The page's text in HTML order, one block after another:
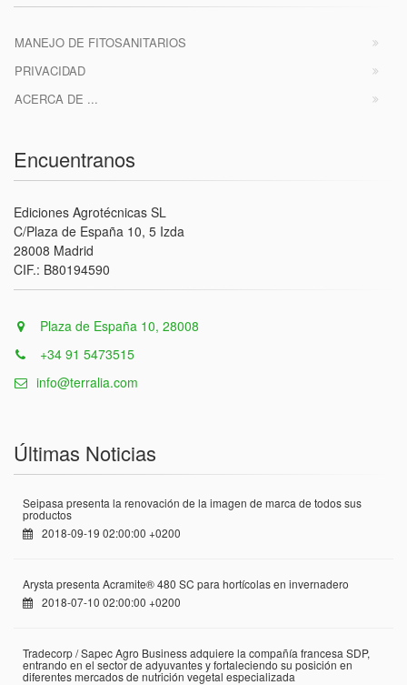
MANEJO DE FITOSANITARIOS
PRIVACIDAD
ACERCA DE ...
Encuentranos
Ediciones Agrotécnicas SL
C/Plaza de España 10, 5 Izda
28008 Madrid
CIF.: B80194590
Plaza de España 10, 28008
+34 91 5473515
info@terralia.com
Últimas Noticias
Seipasa presenta la renovación de la imagen de marca de todos sus
productos
2018-09-19 02:00:00 +0200
Arysta presenta Acramite® 480 SC para hortícolas en invernadero
2018-07-10 02:00:00 +0200
Tradecorp / Sapec Agro Business adquiere la compañía francesa SDP,
entrando en el sector de adyuvantes y fortaleciendo su posición en
diferentes mercados de nutrición vegetal especializada